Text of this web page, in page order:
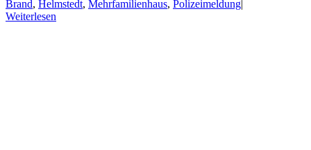
Brand, Helmstedt, Mehrfamilienhaus, Polizeimeldung|
Weiterlesen